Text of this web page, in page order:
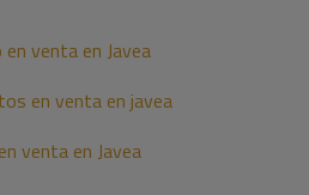
venta en Javea
en venta en javea
venta en Javea